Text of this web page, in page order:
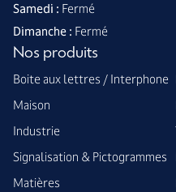
Samedi : Fermé
Dimanche : Fermé
Nos produits
Boite aux lettres / Interphone
Maison
Industrie
Signalisation & Pictogrammes
Matières